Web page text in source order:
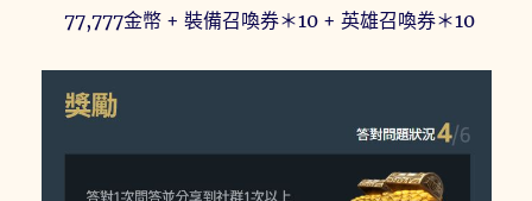
77,777金幣 + 裝備召喚券＊10 + 英雄召喚券＊10